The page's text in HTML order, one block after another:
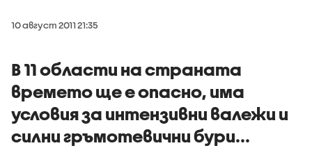
10 август 2011 21:35
В 11 области на страната
времето ще е опасно, има
условия за интензивни валежи и
силни гръмотевични бури...